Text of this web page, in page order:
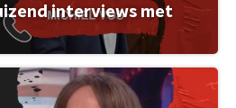
interviews met